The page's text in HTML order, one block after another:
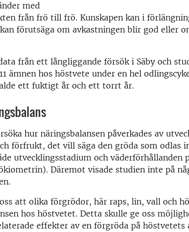
med
från frö till frö. Kunskapen kan i
förutsäga om avkastningen blir god eller
från ett långliggande försök i Säby och
ämnen hos höstvete under en hel
ett fuktigt år och ett torrt år.
hur näringsbalansen påverkades av
förfrukt, det vill säga den gröda som odlas
utvecklingsstadium och väderförhållanden
Däremot visade studien inte på
att olika förgrödor, här raps, lin, vall och
hos höstvetet. Detta skulle ge oss
effekter av en förgröda på höstvetets